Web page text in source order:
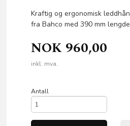
Kraftig og ergonomisk
fra Bahco med 390 mm
NOK 960,00
inkl. mva.
Antall